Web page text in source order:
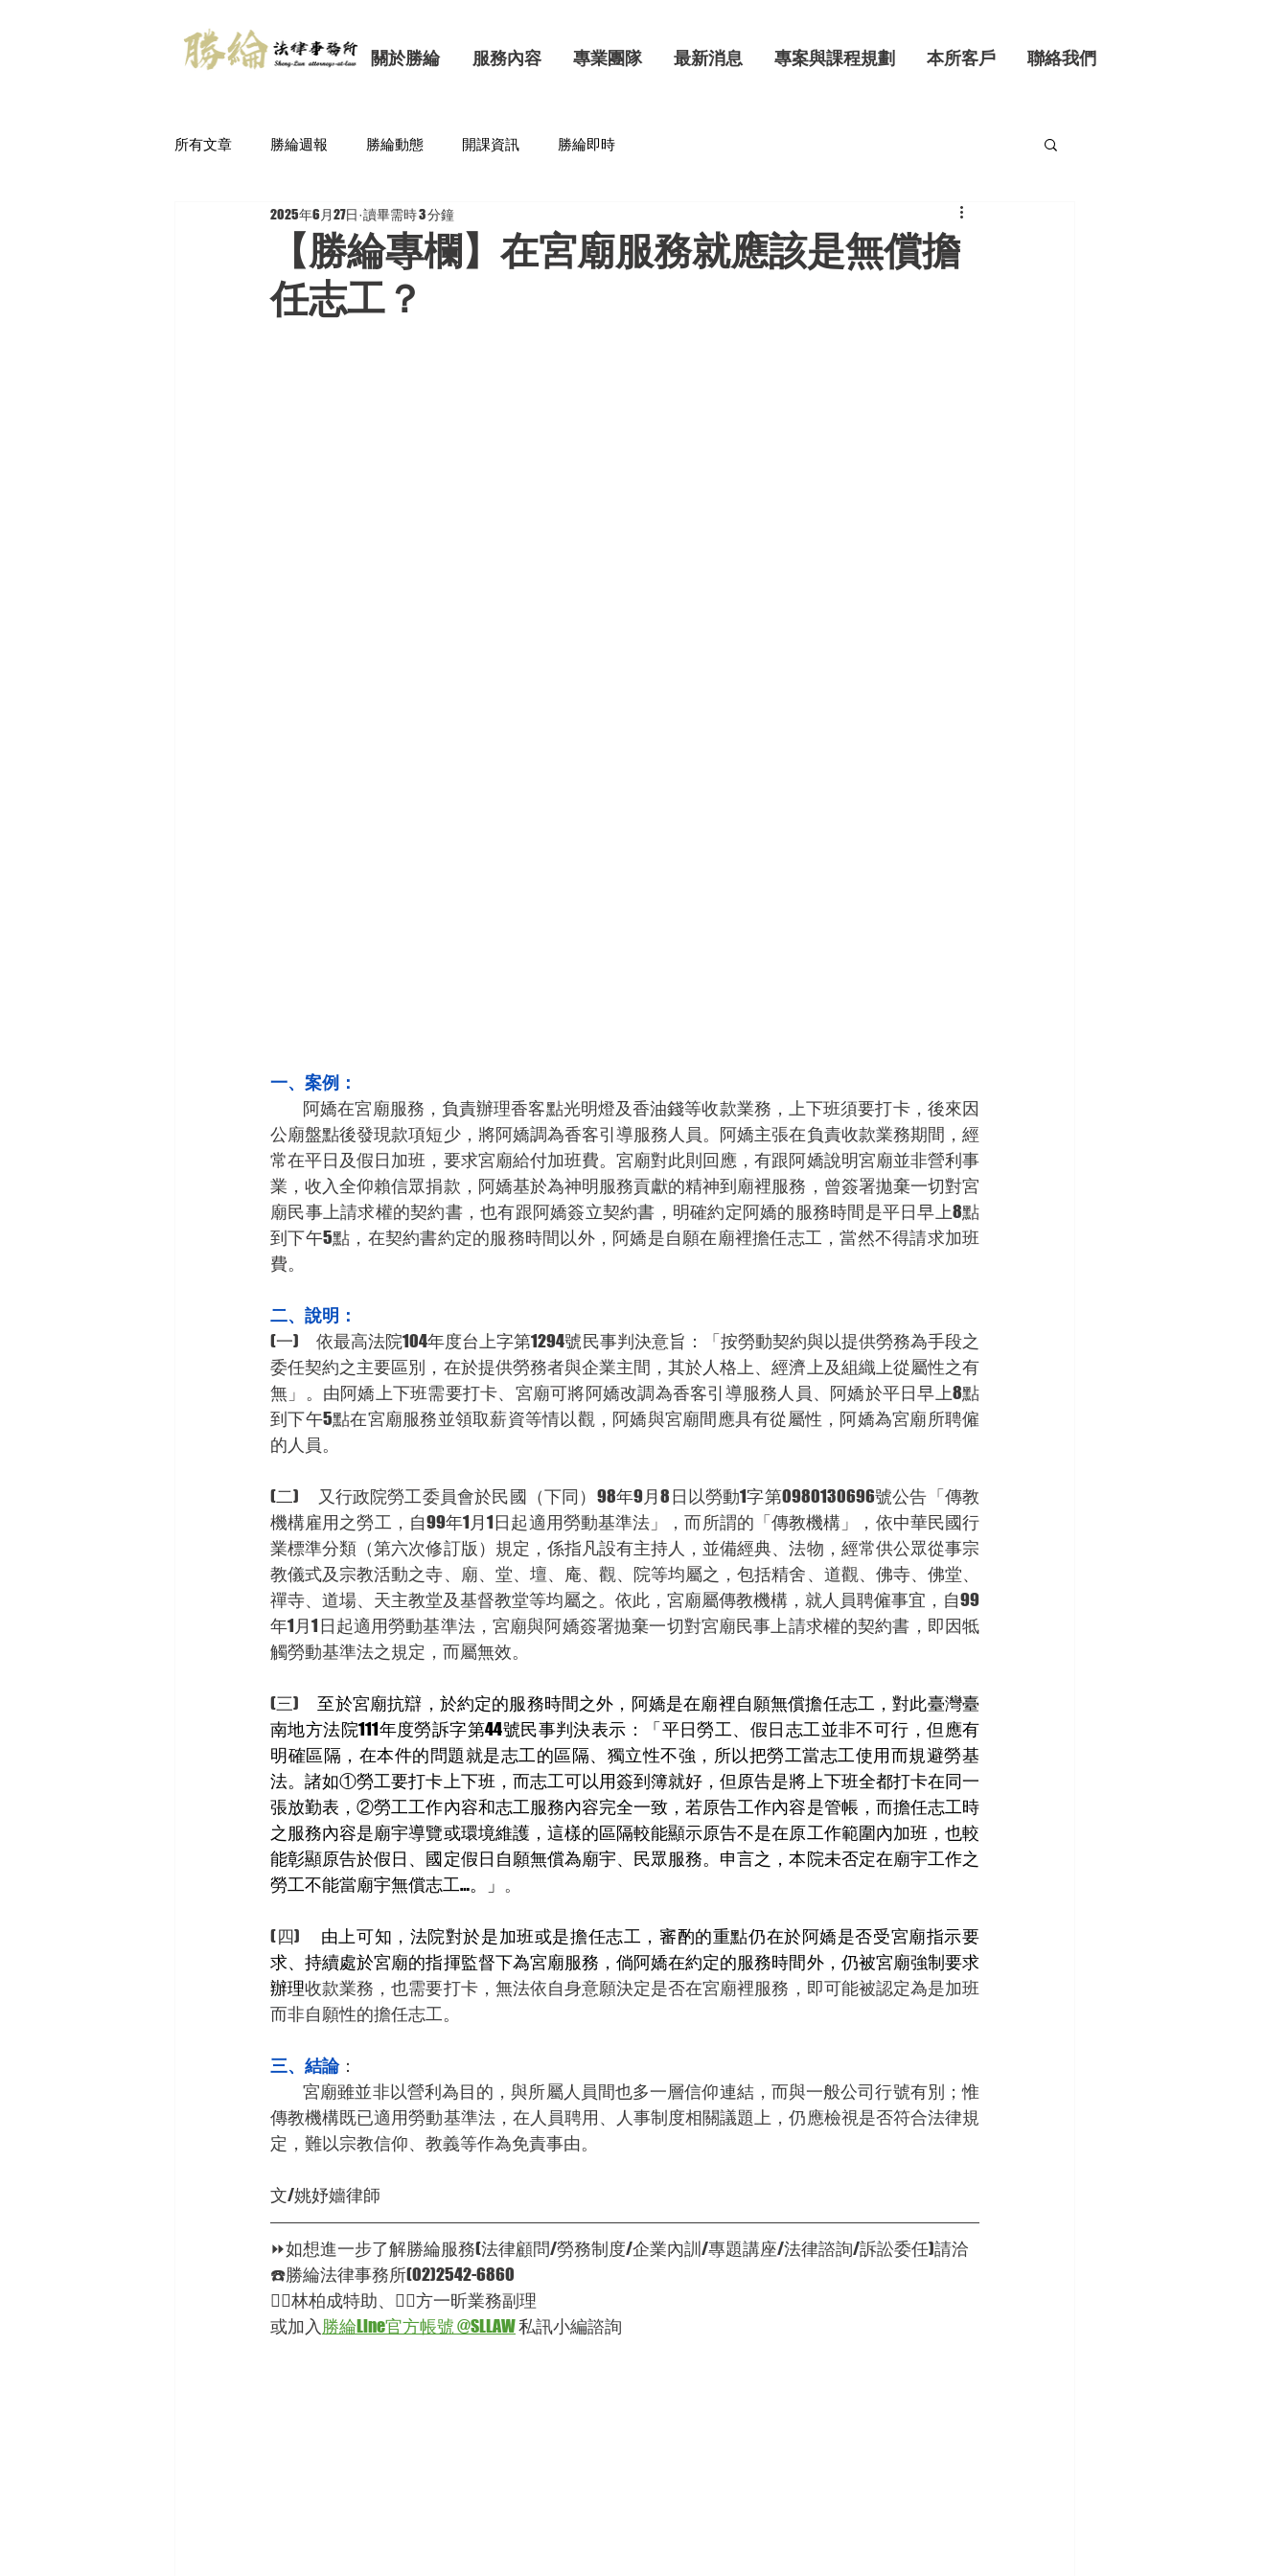
關於勝綸 服務內容 專業團隊 最新消息 專案與課程規劃 本所客戶 聯絡我們
所有文章 勝綸週報 勝綸動態 開課資訊 勝綸即時
【勝綸專欄】在宮廟服務就應該是無償擔
任志工？
2025年6月27日 讀畢需時 3 分鐘
一、案例：
公廟盤點後發現款項短少，將阿嬌調為香客引導服務人員。阿嬌主張在負責收款業務期間，經
常在平日及假日加班，要求宮廟給付加班費。宮廟對此則回應，有跟阿嬌說明宮廟並非營利事
業，收入全仰賴信眾捐款，阿嬌基於為神明服務貢獻的精神到廟裡服務，曾簽署拋棄一切對宮
廟民事上請求權的契約書，也有跟阿嬌簽立契約書，明確約定阿嬌的服務時間是平日早上8點
到下午5點，在契約書約定的服務時間以外，阿嬌是自願在廟裡擔任志工，當然不得請求加班
費。
二、說明：
(一)      依最高法院104年度台上字第1294號民事判決意旨：「按勞動契約與以提供勞務為手段之
委任契約之主要區別，在於提供勞務者與企業主間，其於人格上、經濟上及組織上從屬性之有
無」。由阿嬌上下班需要打卡、宮廟可將阿嬌改調為香客引導服務人員、阿嬌於平日早上8點
到下午5點在宮廟服務並領取薪資等情以觀，阿嬌與宮廟間應具有從屬性，阿嬌為宮廟所聘僱
的人員。
(二)      又行政院勞工委員會於民國（下同）98年9月8日以勞動1字第0980130696號公告「傳教
機構雇用之勞工，自99年1月1日起適用勞動基準法」，而所謂的「傳教機構」，依中華民國行
業標準分類（第六次修訂版）規定，係指凡設有主持人，並備經典、法物，經常供公眾從事宗
教儀式及宗教活動之寺、廟、堂、壇、庵、觀、院等均屬之，包括精舍、道觀、佛寺、佛堂、
禪寺、道場、天主教堂及基督教堂等均屬之。依此，宮廟屬傳教機構，就人員聘僱事宜，自99
年1月1日起適用勞動基準法，宮廟與阿嬌簽署拋棄一切對宮廟民事上請求權的契約書，即因牴
觸勞動基準法之規定，而屬無效。
(三) 至於宮廟抗辯，於約定的服務時間之外，阿嬌是在廟裡自願無償擔任志工，對此臺灣臺
南地方法院111年度勞訴字第44號民事判決表示：「平日勞工、假日志工並非不可行，但應有
明確區隔，在本件的問題就是志工的區隔、獨立性不強，所以把勞工當志工使用而規避勞基
法。諸如①勞工要打卡上下班，而志工可以用簽到簿就好，但原告是將上下班全都打卡在同一
張放勤表，②勞工工作內容和志工服務內容完全一致，若原告工作內容是管帳，而擔任志工時
之服務內容是廟宇導覽或環境維護，這樣的區隔較能顯示原告不是在原工作範圍內加班，也較
能彰顯原告於假日、國定假日自願無償為廟宇、民眾服務。申言之，本院未否定在廟宇工作之
勞工不能當廟宇無償志工…。」 。
(四) 由上可知，法院對於是加班或是擔任志工，審酌的重點仍在於阿嬌是否受宮廟指示要
求、持續處於宮廟的指揮監督下為宮廟服務，倘阿嬌在約定的服務時間外，仍被宮廟強制要求
辦理收款業務，也需要打卡，無法依自身意願決定是否在宮廟裡服務，即可能被認定為是加班
而非自願性的擔任志工。
三、結論：
           宮廟雖並非以營利為目的，與所屬人員間也多一層信仰連結，而與一般公司行號有別；惟
傳教機構既已適用勞動基準法，在人員聘用、人事制度相關議題上，仍應檢視是否符合法律規
定，難以宗教信仰、教義等作為免責事由。
文/姚妤嬙律師
⏩如想進一步了解勝綸服務(法律顧問/勞務制度/企業內訓/專題講座/法律諮詢/訴訟委任)請洽
☎️勝綸法律事務所(02)2542-6860
🦸‍♂林柏成特助、🦸‍♂方一昕業務副理
或加入 勝綸Line官方帳號 @SLLAW 私訊小編諮詢